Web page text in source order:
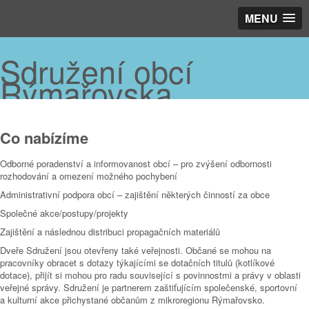
MENU
Sdružení obcí
Rýmařovska
Co nabízíme
Odborné poradenství a informovanost obcí – pro zvýšení odbornosti
rozhodování a omezení možného pochybení
Administrativní podpora obcí – zajištění některých činností za obce
Společné akce/postupy/projekty
Zajištění a následnou distribuci propagačních materiálů
Dveře Sdružení jsou otevřeny také veřejnosti. Občané se mohou na
pracovníky obracet s dotazy týkajícími se dotačních titulů (kotlíkové
dotace), přijít si mohou pro radu související s povinnostmi a právy v oblasti
veřejné správy. Sdružení je partnerem zaštiťujícím společenské, sportovní
a kulturní akce přichystané občanům z mikroregionu Rýmařovsko.